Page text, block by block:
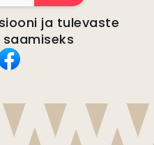
ja tulevaste